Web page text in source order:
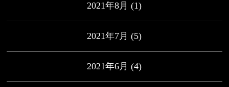
2021年8月 (1)
2021年7月 (5)
2021年6月 (4)